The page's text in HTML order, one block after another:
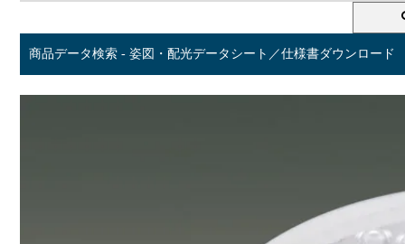
商品データ検索 - 姿図・配光データシート／仕様書ダウンロード